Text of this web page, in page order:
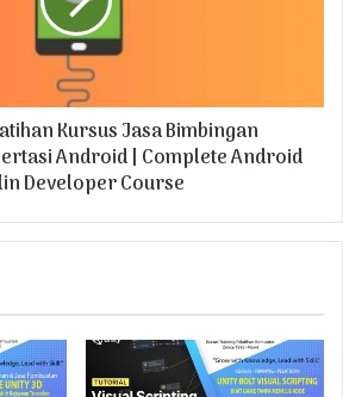
Kursus Jasa Bimbingan
Android | Complete Android
Developer Course